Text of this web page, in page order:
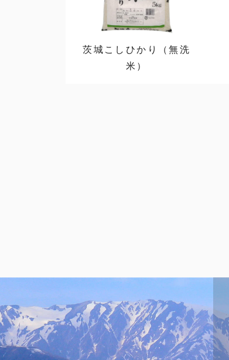
茨城こしひかり（無洗
米）